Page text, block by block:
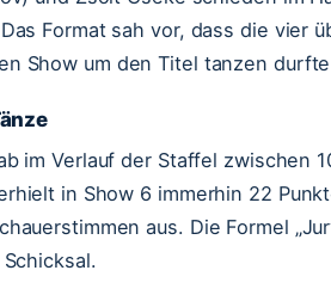
Format sah vor, dass die vier
Show um den Titel tanzen
im Verlauf der Staffel zwischen
in Show 6 immerhin 22
aus. Die Formel